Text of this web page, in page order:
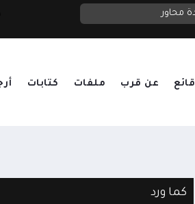
محاور السعدي يحذر
عن قرب ملفات كتابات
كما ورد